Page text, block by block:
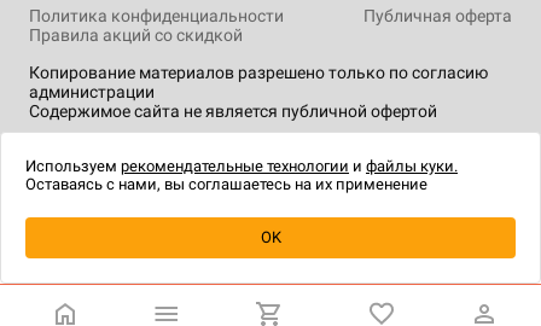
Уведомить о наличии
Копирование материалов разрешено только по согласию
администрации
Содержимое сайта не является публичной офертой
Политика конфиденциальности
Публичная оферта
Правила акций со скидкой
технологии.
Используем рекомендательные технологии и файлы куки.
Оставаясь с нами, вы соглашаетесь на их применение
OK